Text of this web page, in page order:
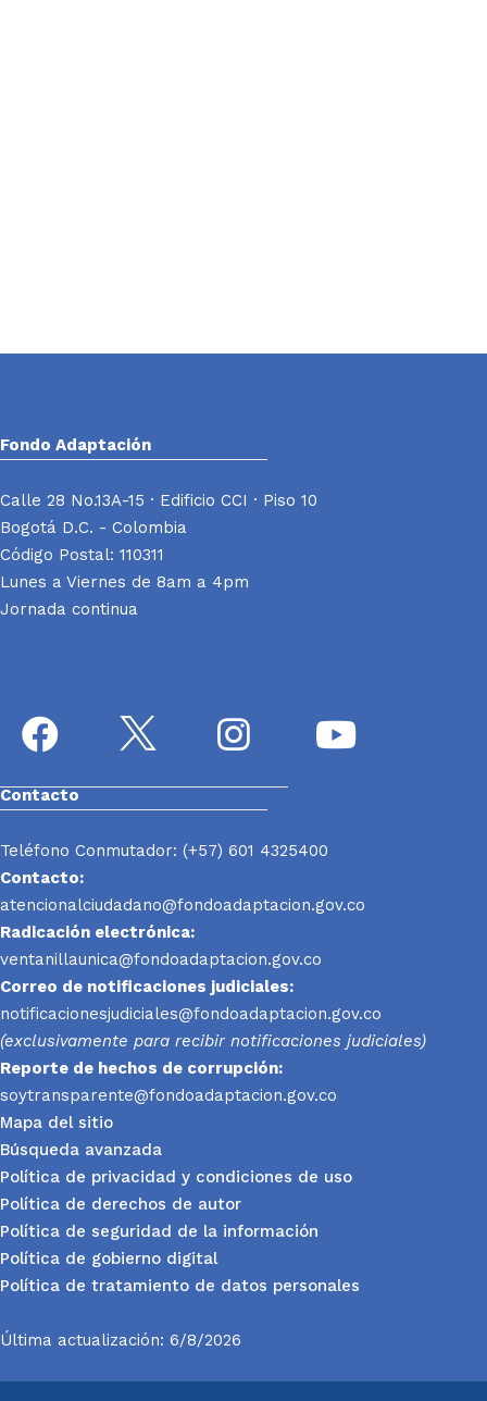
Fondo Adaptación
Calle 28 No.13A-15 · Edificio CCI · Piso 10
Bogotá D.C. - Colombia
Código Postal: 110311
Lunes a Viernes de 8am a 4pm
Jornada continua
Contacto
Teléfono Conmutador: (+57) 601 4325400
Contacto:
atencionalciudadano@fondoadaptacion.gov.co
Radicación electrónica:
ventanillaunica@fondoadaptacion.gov.co
Correo de notificaciones judiciales:
notificacionesjudiciales@fondoadaptacion.gov.co
(exclusivamente para recibir notificaciones judiciales)
Reporte de hechos de corrupción:
soytransparente@fondoadaptacion.gov.co
Mapa del sitio
Búsqueda avanzada
Política de privacidad y condiciones de uso
Política de derechos de autor
Política de seguridad de la información
Política de gobierno digital
Política de tratamiento de datos personales
Última actualización: 6/8/2026